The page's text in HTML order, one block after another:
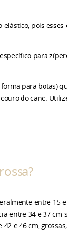
pois esses
para
para botas)
do cano.
entre 15
entre 34 e 37 cm
e 46 cm,